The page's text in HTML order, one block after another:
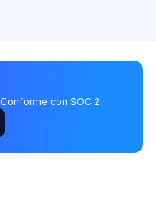
Conforme con SOC 2